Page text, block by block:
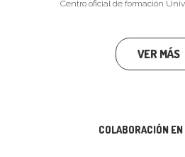
Centro oficial de formación
VER MÁS
COLABORACIÓN